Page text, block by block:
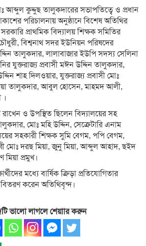
আব্দুল কুদ্দুছ তালুকদারের সভাপতিত্বে ও প্রধান
পরিচালনায় অনুষ্ঠানে বিশেষ অতিথির
প্রাথমিক বিদ্যালয় শিক্ষক সমিতির
বিশ্বনাথ সদর ইউনিয়ন পরিষদের
তালুকদার, লালাবাজার ইউপি সদস্য সেলিনা
যুক্তরাজ্য প্রবাসী মঈন উদ্দিন তালুকদার,
শাহ দিলওয়ার, যুক্তরাজ্য প্রবাসী মোঃ
তালুকদার, আবুল হোসেন, মাহমদ আলী,
।
ও উপস্থিত ছিলেন বিদ্যালয়ের সহ
মোঃ মহি উদ্দিন, সেক্রেটারি এনাম
সহকারী শিক্ষক সুমি বেগম, পপি বেগম,
মোঃ দরছ মিয়া, জুনু মিয়া, আব্দুল আহাদ, ছইদ
প্রমুখ।
মধ্যে বার্ষিক ক্রিড়া প্রতিযোগিতার
বিতরণ করেন অতিথিবৃন্দ।
ভালো লাগলে শেয়াার করুন